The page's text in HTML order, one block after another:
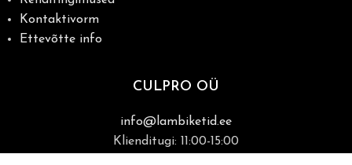
Kontaktivorm
Ettevõtte info
CULPRO OÜ
info@lambiketid.ee
Klienditugi: 11:00-15:00